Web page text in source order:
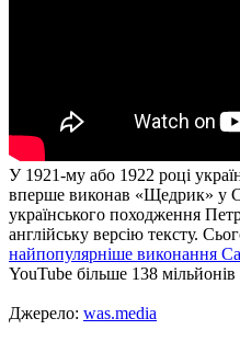
У 1921-му або 1922 році
вперше виконав «Щедрик» у
українського походження
англійську версію тексту.
найпопулярніше виконання
YouTube більше 138 мільйонів
Джерело: was.media